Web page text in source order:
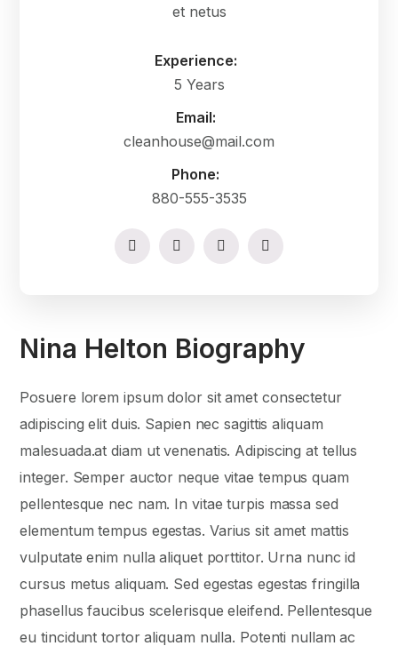
et netus
Experience:
5 Years
Email:
cleanhouse@mail.com
Phone:
880-555-3535
Nina Helton Biography
Posuere lorem ipsum dolor sit amet consectetur
adipiscing elit duis. Sapien nec sagittis aliquam
malesuada.at diam ut venenatis. Adipiscing at tellus
integer. Semper auctor neque vitae tempus quam
pellentesque nec nam. In vitae turpis massa sed
elementum tempus egestas. Varius sit amet mattis
vulputate enim nulla aliquet porttitor. Urna nunc id
cursus metus aliquam. Sed egestas egestas fringilla
phasellus faucibus scelerisque eleifend. Pellentesque
eu tincidunt tortor aliquam nulla. Potenti nullam ac